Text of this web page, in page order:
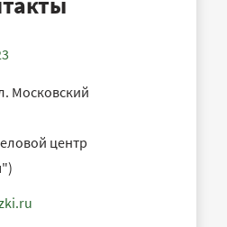
Московский
центр